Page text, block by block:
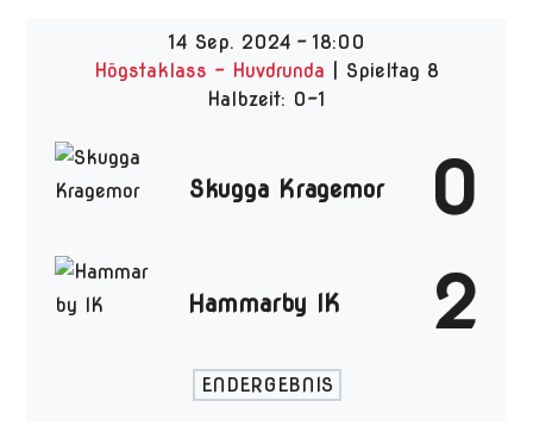
14 Sep. 2024 - 18:00
Högstaklass - Huvdrunda
| Spieltag 8
Halbzeit: 0-1
Skugga Kragemor 0
Hammarby IK 2
ENDERGEBNIS